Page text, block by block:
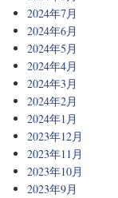
2024年7月
2024年6月
2024年5月
2024年4月
2024年3月
2024年2月
2024年1月
2023年12月
2023年11月
2023年10月
2023年9月